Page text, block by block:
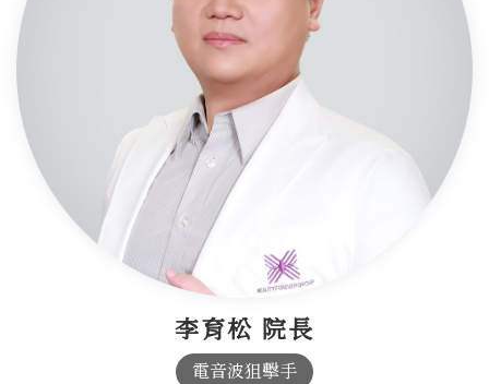
李育松 院長
電音波狙擊手